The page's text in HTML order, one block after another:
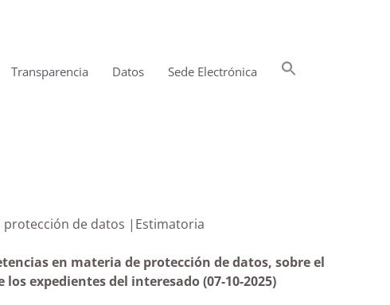
Transparencia Datos Sede Electrónica
en protección de datos |Estimatoria
en materia de protección de datos, sobre el
expedientes del interesado (07-10-2025)